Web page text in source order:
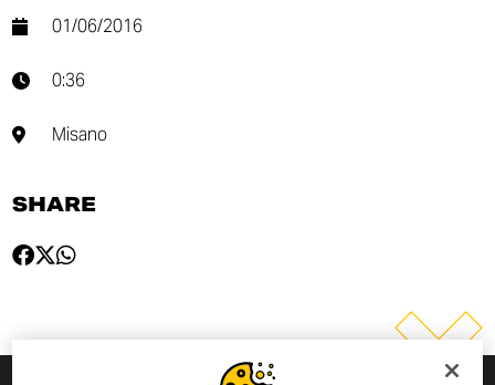
01/06/2016
0:36
Misano
SHARE